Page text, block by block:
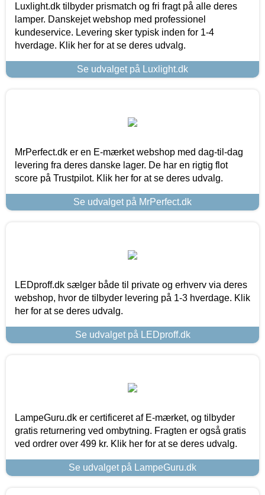
Luxlight.dk tilbyder prismatch og fri fragt på alle deres
lamper. Danskejet webshop med professionel
kundeservice. Levering sker typisk inden for 1-4
hverdage. Klik her for at se deres udvalg.
Se udvalget på Luxlight.dk
MrPerfect.dk er en E-mærket webshop med dag-til-dag
levering fra deres danske lager. De har en rigtig flot
score på Trustpilot. Klik her for at se deres udvalg.
Se udvalget på MrPerfect.dk
LEDproff.dk sælger både til private og erhverv via deres
webshop, hvor de tilbyder levering på 1-3 hverdage. Klik
her for at se deres udvalg.
Se udvalget på LEDproff.dk
LampeGuru.dk er certificeret af E-mærket, og tilbyder
gratis returnering ved ombytning. Fragten er også gratis
ved ordrer over 499 kr. Klik her for at se deres udvalg.
Se udvalget på LampeGuru.dk